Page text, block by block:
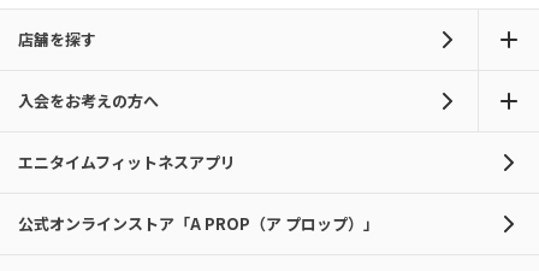
店舗を探す
入会をお考えの方へ
エニタイムフィットネスアプリ
公式オンラインストア「A PROP（ア プロップ）」